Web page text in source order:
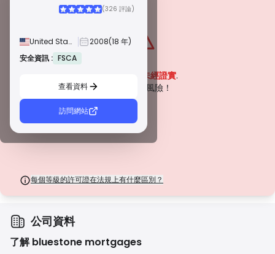
(326 評論)
United States 2008(18 年)
安全資訊 : FSCA
查看資料
訪問網站
未經證實.
請注意潛在風險！
每個等級的許可證在法規上有什麼區別？
由全球知名監管機構頒發，這些許可證透過嚴格的合規性、資金隔離、保險和
由受尊敬的區域監管機構授予，這些許可證提供強大的安全措施，例如資金隔
離、財務報告和補償計劃。雖然沒有等級 1 那麼嚴格，但它們提供可靠的區域
由新興市場的監管機構頒發，這些許可證提供基本保護，例如最低資本要求和
AML 政策。監管較不嚴格，因此交易者應謹慎行事並驗證安全措施。
來自監管最少的司法管轄區，這些許可證通常缺乏關鍵保護，例如資金隔離和
保險。雖然它們對營運彈性很有吸引力，但它們對交易者構成較高的風險。
公司資料
了解 bluestone mortgages